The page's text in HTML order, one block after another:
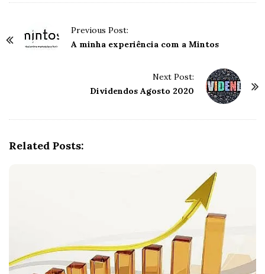
Previous Post:
A minha experiência com a Mintos
Next Post:
Dividendos Agosto 2020
Related Posts: